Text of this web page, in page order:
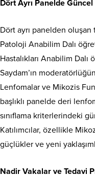
Dört Ayrı Panelde Güncel
Dört ayrı panelden oluşan
Patoloji Anabilim Dalı
Hastalıkları Anabilim
Saydam’ın
Lenfomalar ve Mikozis
başlıklı panelde deri
sınıflama kriterlerindeki
Katılımcılar, özellikle
güçlükler ve yeni
Nadir Vakalar ve Tedavi